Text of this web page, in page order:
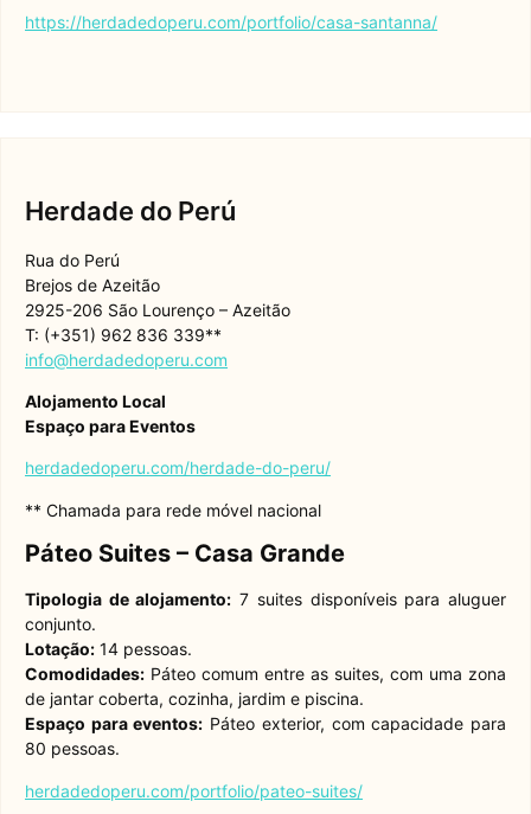
https://herdadedoperu.com/portfolio/casa-santanna/
Herdade do Perú
Rua do Perú
Brejos de Azeitão
2925-206 São Lourenço – Azeitão
T: (+351) 962 836 339**
info@herdadedoperu.com
Alojamento Local
Espaço para Eventos
herdadedoperu.com/herdade-do-peru/
** Chamada para rede móvel nacional
Páteo Suites – Casa Grande
Tipologia de alojamento: 7 suites disponíveis para aluguer
conjunto.
Lotação: 14 pessoas.
Comodidades: Páteo comum entre as suites, com uma zona
de jantar coberta, cozinha, jardim e piscina.
Espaço para eventos: Páteo exterior, com capacidade para
80 pessoas.
herdadedoperu.com/portfolio/pateo-suites/